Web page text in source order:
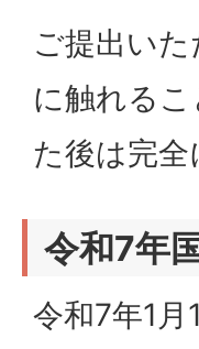
ご提出い
に触れる
た後は完全
令和7年
令和7年1